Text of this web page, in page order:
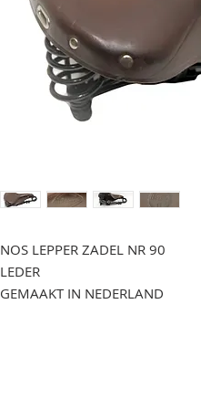
NOS LEPPER ZADEL NR 90
LEDER
GEMAAKT IN NEDERLAND